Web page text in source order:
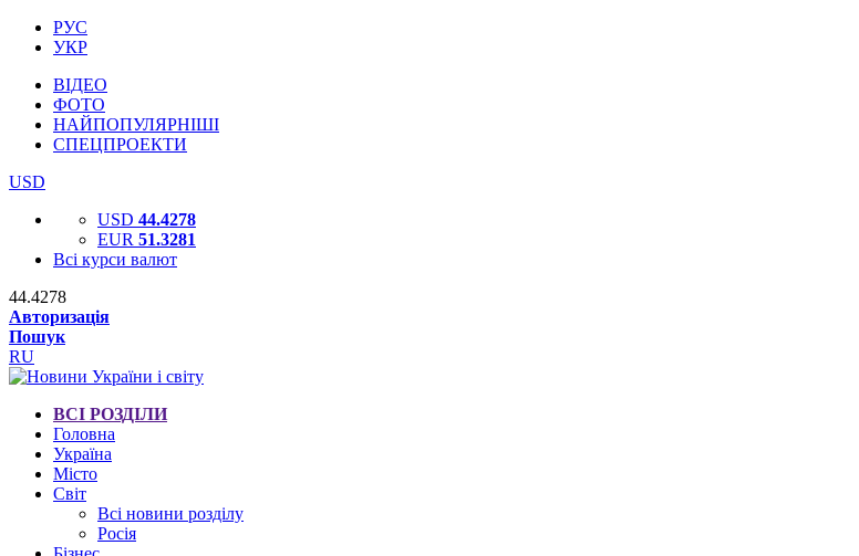
РУС
УКР
ВІДЕО
ФОТО
НАЙПОПУЛЯРНІШІ
СПЕЦПРОЕКТИ
USD
USD 44.4278
EUR 51.3281
Всі курси валют
44.4278
Авторизація
Пошук
RU
ВСІ РОЗДІЛИ
Головна
Україна
Місто
Світ
Всі новини розділу
Росія